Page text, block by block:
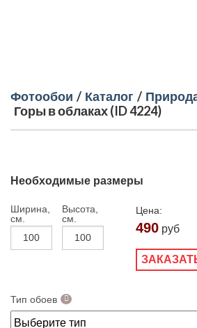
Фотообои / Каталог /
Горы в облаках (ID 4224)
Необходимые размеры
Ширина,
см.
Высота,
см.
Цена:
490 руб
Тип обоев